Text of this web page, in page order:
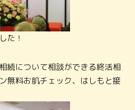
た！
続について相談ができる終活相
無料お肌チェック、はしもと接